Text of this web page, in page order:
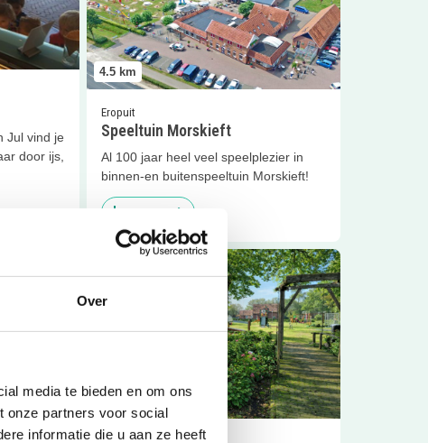
Over
media te bieden en om ons
onze partners voor social
informatie die u aan ze heeft
Jul vind je
door ijs,
4.5 km
Eropuit
Speeltuin Morskieft
Al 100 jaar heel veel speelplezier in
binnen-en buitenspeeltuin Morskieft!
Lees meer
Lees meer Het Anker Bar &amp; Food